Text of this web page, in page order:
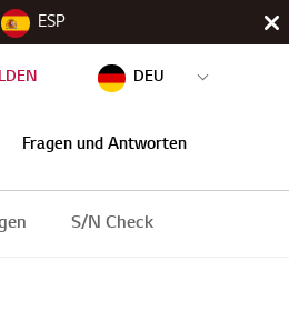
ESP
Fragen und Antworten
DEU
S/N Check